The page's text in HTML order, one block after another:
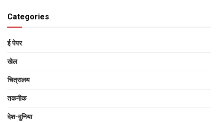
Categories
ई पेपर
खेल
चित्रालय
तकनीक
देश-दुनिया